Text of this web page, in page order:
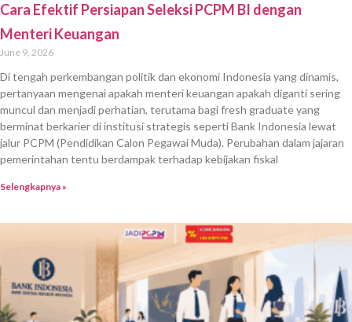
Cara Efektif Persiapan Seleksi PCPM BI dengan
Menteri Keuangan
June 9, 2026
Di tengah perkembangan politik dan ekonomi Indonesia yang dinamis,
pertanyaan mengenai apakah menteri keuangan apakah diganti sering
muncul dan menjadi perhatian, terutama bagi fresh graduate yang
berminat berkarier di institusi strategis seperti Bank Indonesia lewat
jalur PCPM (Pendidikan Calon Pegawai Muda). Perubahan dalam jajaran
pemerintahan tentu berdampak terhadap kebijakan fiskal
Selengkapnya »